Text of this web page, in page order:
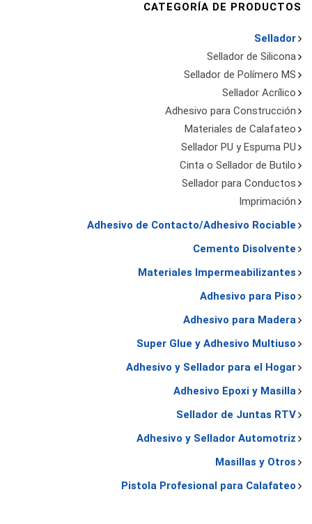
CATEGORÍA DE PRODUCTOS
Sellador
Sellador de Silicona
Sellador de Polímero MS
Sellador Acrílico
Adhesivo para Construcción
Materiales de Calafateo
Sellador PU y Espuma PU
Cinta o Sellador de Butilo
Sellador para Conductos
Imprimación
Adhesivo de Contacto/Adhesivo Rociable
Cemento Disolvente
Materiales Impermeabilizantes
Adhesivo para Piso
Adhesivo para Madera
Super Glue y Adhesivo Multiuso
Adhesivo y Sellador para el Hogar
Adhesivo Epoxi y Masilla
Sellador de Juntas RTV
Adhesivo y Sellador Automotriz
Masillas y Otros
Pistola Profesional para Calafateo